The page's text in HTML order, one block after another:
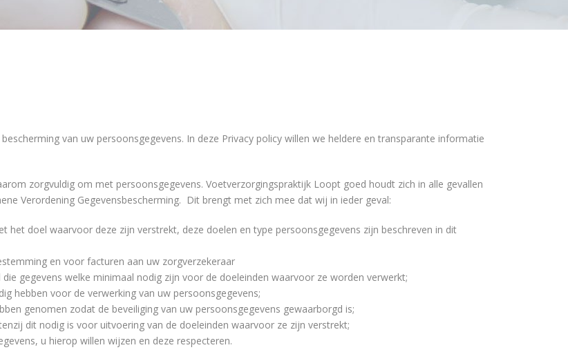
van uw persoonsgegevens. In deze Privacy policy willen we heldere en transparante informatie
zorgvuldig om met persoonsgegevens. Voetverzorgingspraktijk Loopt goed houdt zich in alle gevallen
Verordening Gegevensbescherming. Dit brengt met zich mee dat wij in ieder geval:
het doel waarvoor deze zijn verstrekt, deze doelen en type persoonsgegevens zijn beschreven in dit
en voor facturen aan uw zorgverzekeraar
gegevens welke minimaal nodig zijn voor de doeleinden waarvoor ze worden verwerkt;
hebben voor de verwerking van uw persoonsgegevens;
genomen zodat de beveiliging van uw persoonsgegevens gewaarborgd is;
dit nodig is voor uitvoering van de doeleinden waarvoor ze zijn verstrekt;
u hierop willen wijzen en deze respecteren.